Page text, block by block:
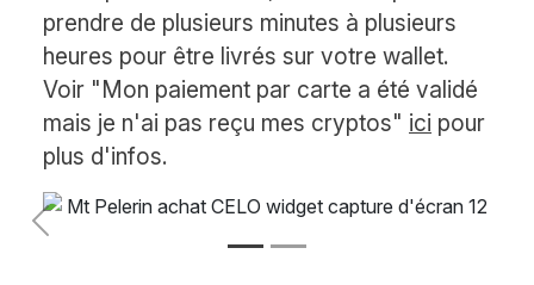
prendre de plusieurs minutes à plusieurs
heures pour être livrés sur votre wallet.
Voir "Mon paiement par carte a été validé
mais je n'ai pas reçu mes cryptos" ici pour
plus d'infos.
Précédent
Suivant